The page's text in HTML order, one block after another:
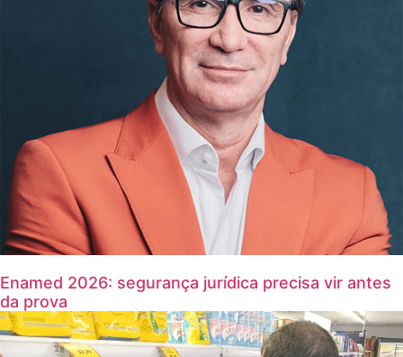
Enamed 2026: segurança jurídica precisa vir antes
da prova